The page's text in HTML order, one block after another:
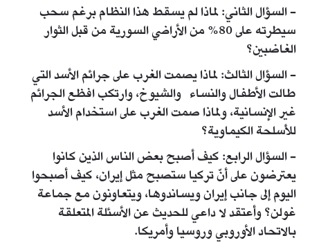
- السؤال الثاني: لماذا لم يسقط هذا النظام برغم سحب
سيطرته على 80% من الأراضي السورية من قبل الثوار
الغاضبين؟
- السؤال الثالث: لماذا يصمت الغرب على جرائم الأسد التي
طالت الأطفال والنساء والشيوخ، وارتكب افظع الجرائم
غير الإنسانية، ولماذا صمت الغرب على استخدام الأسد
للأسلحة الكيماوية؟
- السؤال الرابع: كيف أصبح بعض الناس الذين كانوا
يعترضون على أنّ تركيا ستصبح مثل إيران، كيف أصبحوا
اليوم إلى جانب إيران ويساندوها، ويتعاونون مع جماعة
غولن؟ وأعتقد لا داعي للحديث عن الأسئلة المتعلقة
بالاتحاد الأوروبي وروسيا وأمريكا.